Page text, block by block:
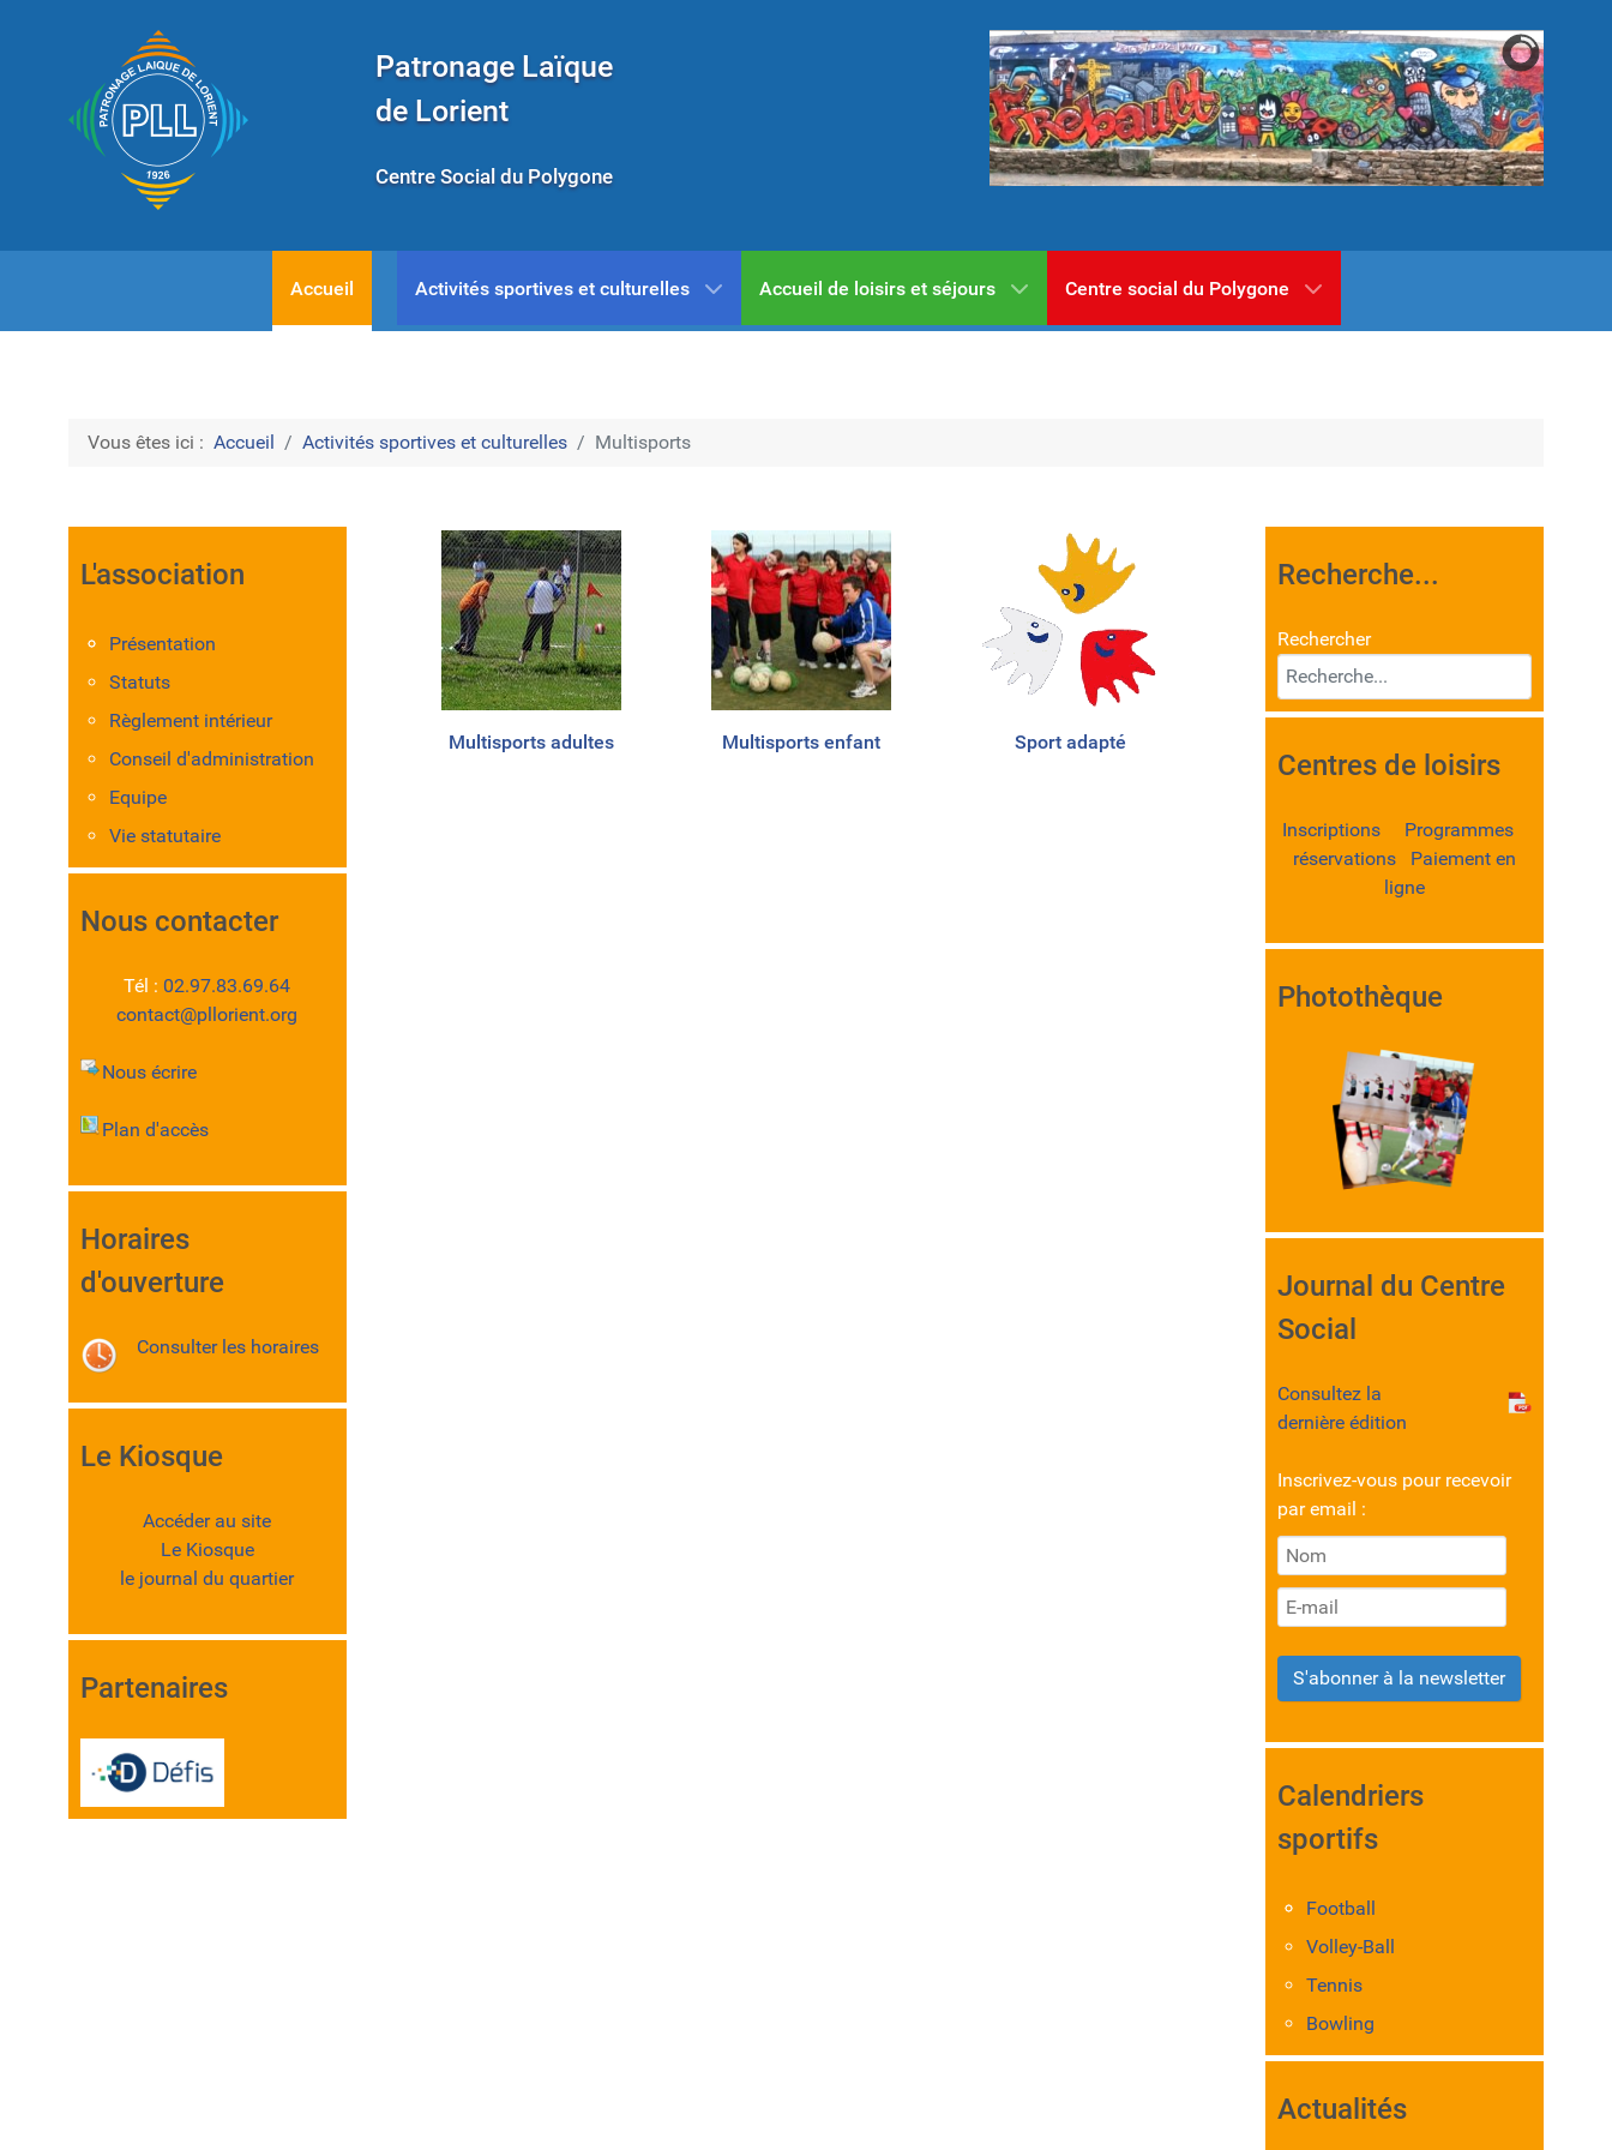
Patronage Laïque
de Lorient
Centre Social du Polygone
Accueil Activités sportives et culturelles Accueil de loisirs et séjours Centre social du Polygone
Vous êtes ici : Accueil Activités sportives et culturelles Multisports
L'association
Présentation
Statuts
Règlement intérieur
Conseil d'administration
Equipe
Vie statutaire
Nous contacter
Tél : 02.97.83.69.64
contact@pllorient.org
Nous écrire
Plan d'accès
Horaires
d'ouverture
Consulter les horaires
Le Kiosque
Accéder au site
Le Kiosque
le journal du quartier
Partenaires
Multisports adultes Multisports enfant Sport adapté
Recherche...
Rechercher
Centres de loisirs
Inscriptions Programmes
réservations Paiement en
ligne
Photothèque
Journal du Centre
Social
Consultez la
dernière édition
Inscrivez-vous pour recevoir
par email :
S'abonner à la newsletter
Calendriers
sportifs
Football
Volley-Ball
Tennis
Bowling
Actualités